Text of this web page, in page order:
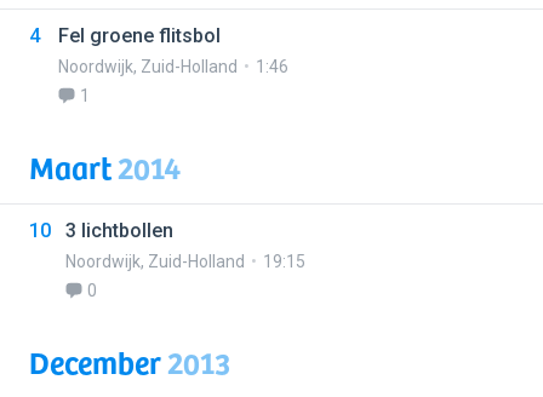
4 Fel groene flitsbol
Noordwijk, Zuid-Holland
1:46
1
Maart2014
10 3 lichtbollen
Noordwijk, Zuid-Holland
19:15
0
December2013